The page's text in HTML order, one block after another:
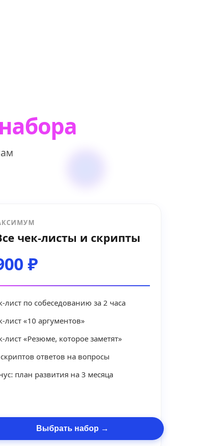
чек-листы и скрипты
₽
лист по собеседованию за 2 часа
лист «10 аргументов»
лист «Резюме, которое заметят»
ответов на вопросы
план развития на 3 месяца
Выбрать набор →